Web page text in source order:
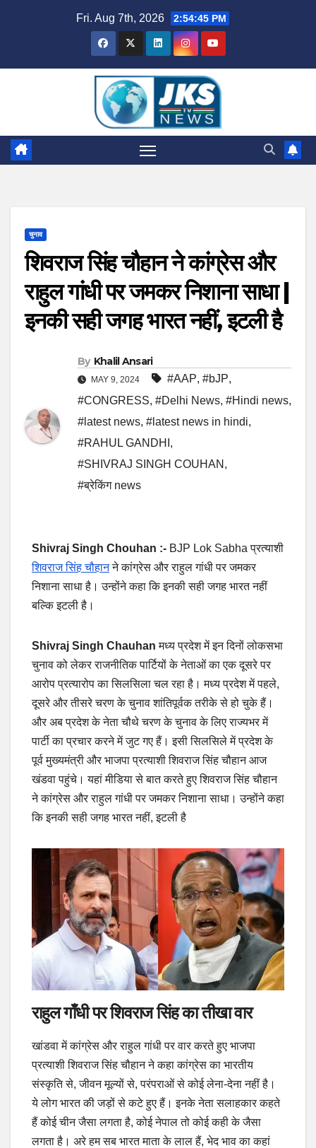
Fri. Aug 7th, 2026 2:54:46 PM
चुनाव
शिवराज सिंह चौहान ने कांग्रेस और
राहुल गांधी पर जमकर निशाना साधा |
इनकी सही जगह भारत नहीं, इटली है
By Khalil Ansari
MAY 9, 2024 #AAP, #bJP,
#CONGRESS, #Delhi News, #Hindi news,
#latest news, #latest news in hindi,
#RAHUL GANDHI ,
#SHIVRAJ SINGH COUHAN ,
#ब्रेकिंग news
Shivraj Singh Chouhan :- BJP Lok Sabha प्रत्याशी
शिवराज सिंह चौहानने कांग्रेस और राहुल गांधी पर जमकर
निशाना साधा है। उन्होंने कहा कि इनकी सही जगह भारत नहीं
बल्कि इटली है।
Shivraj Singh Chauhan मध्य प्रदेश में इन दिनों लोकसभा
चुनाव को लेकर राजनीतिक पार्टियों के नेताओं का एक दूसरे पर
आरोप प्रत्यारोप का सिलसिला चल रहा है। मध्य प्रदेश में पहले,
दूसरे और तीसरे चरण के चुनाव शांतिपूर्वक तरीके से हो चुके हैं।
और अब प्रदेश के नेता चौथे चरण के चुनाव के लिए राज्यभर में
पार्टी का प्रचार करने में जुट गए हैं। इसी सिलसिले में प्रदेश के
पूर्व मुख्यमंत्री और भाजपा प्रत्याशी शिवराज सिंह चौहान आज
खंडवा पहुंचे। यहां मीडिया से बात करते हुए शिवराज सिंह चौहान
ने कांग्रेस और राहुल गांधी पर जमकर निशाना साधा। उन्होंने कहा
कि इनकी सही जगह भारत नहीं, इटली है
राहुल गाँधी पर शिवराज सिंह का तीखा वार
खांडवा में कांग्रेस और राहुल गांधी पर वार करते हुए भाजपा
प्रत्याशी शिवराज सिंह चौहान ने कहा कांग्रेस का भारतीय
संस्कृति से, जीवन मूल्यों से, परंपराओं से कोई लेना-देना नहीं है।
ये लोग भारत की जड़ों से कटे हुए हैं। इनके नेता सलाहकार कहते
हैं कोई चीन जैसा लगता है, कोई नेपाल तो कोई कही के जैसा
लगता है। अरे हम सब भारत माता के लाल हैं, भेद भाव का कहां